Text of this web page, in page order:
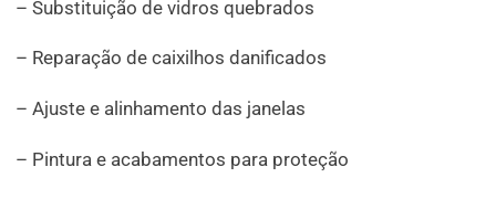
– Substituição de vidros quebrados
– Reparação de caixilhos danificados
– Ajuste e alinhamento das janelas
– Pintura e acabamentos para proteção